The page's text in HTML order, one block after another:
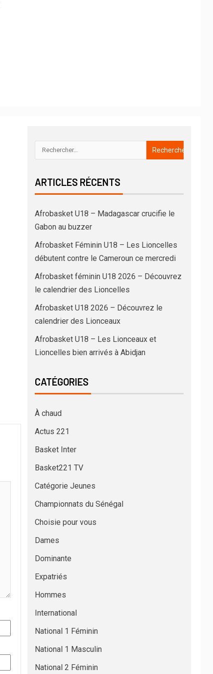
ARTICLES RÉCENTS
Afrobasket U18 – Madagascar crucifie le
Gabon au buzzer
Afrobasket Féminin U18 – Les Lioncelles
débutent contre le Cameroun ce mercredi
Afrobasket féminin U18 2026 – Découvrez
le calendrier des Lioncelles
Afrobasket U18 2026 – Découvrez le
calendrier des Lionceaux
Afrobasket U18 – Les Lionceaux et
Lioncelles bien arrivés à Abidjan
CATÉGORIES
À chaud
Actus 221
Basket Inter
Basket221 TV
Catégorie Jeunes
Championnats du Sénégal
Choisie pour vous
Dames
Dominante
Expatriés
Hommes
International
National 1 Féminin
National 1 Masculin
National 2 Féminin